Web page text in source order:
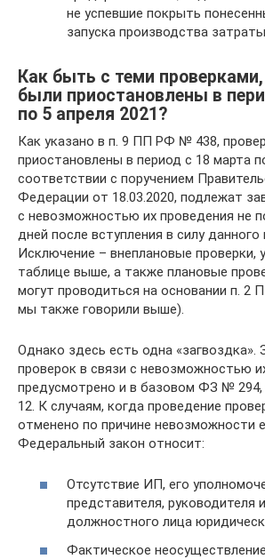
не успевшие покрыть
запуска производства
Как быть с теми
были приостановлены в
по 5 апреля 2021?
Как указано в п. 9 ПП РФ № 438,
приостановлены в период с 18 марта
соответствии с поручением
Федерации от 18.03.2020, подлежат
с невозможностью их проведения не
дней после вступления в силу данного
Исключение – внеплановые проверки,
таблице выше, а также плановые
могут проводиться на основании п.
мы также говорили выше).
Однако здесь есть одна «загвоздка».
проверок в связи с невозможностью
предусмотрено и в базовом ФЗ № 294,
12. К случаям, когда проведение
отменено по причине невозможности
Федеральный закон относит:
Отсутствие ИП, его
представителя, руководителя
должностного лица
Фактическое